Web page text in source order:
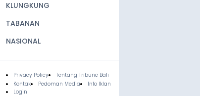
KLUNGKUNG
TABANAN
NASIONAL
Footer
Privacy Policy
Tentang Tribune Bali
Kontak
Pedoman Media
Info Iklan
Login